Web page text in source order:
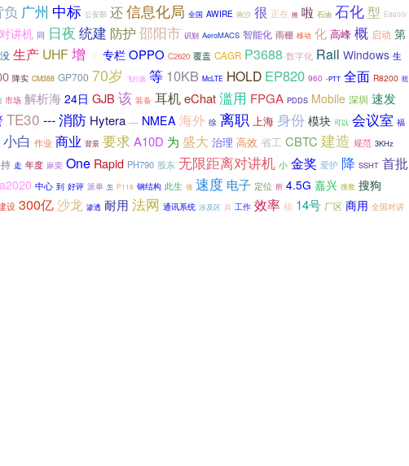
广州 中标 公安部 还信息化局 全国 AWIRE 南沙 很 正在 推 啦 石油 石化型 E8600i
讲机 同 日夜 统建 防护 邵阳市 识别 AeroMACS 智能化 雨棚 移动 化 高峰 概 启动 第
没 生产 UHF增 无 专栏 OPPO C2620 覆盖 CAGR P3688 数字化 Rail Windows 生
降实 CM388 GP700 70岁 飞行器 等 10KB McLTE HOLD EP820 960 -PTT 全面 R8200 照
市场 解析海 24日 GJB 该 装备 耳机eChat滥用 FPGA PDDS Mobile 深圳 速发
TE30 ---消防 Hytera ---- NMEA 海外 徐 离职 上海 身份 模块 可以 会议室 福
小白 作业 商业 背景 要求 A10D 为 盛大 治理 高效 省工 CBTC 建造 规范 3KHz
走 年度 麻栗 One Rapid PH790 股东 无限距离对讲机 小 金奖 爱护 降 SSHT 首批
中心 到 好评 派单 怎 P118 钢结构 此生 强 速度 电子 定位 所 4.5G 嘉兴 搜救 搜狗
设 300亿沙龙 渗透 耐用 法网 通讯系统 涉及区 具 工作 效率 核 14号 厂区 商用 全国对讲